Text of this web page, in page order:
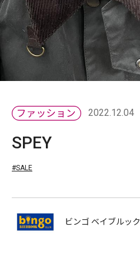
2022.12.04
SPEY
#SALE
ビンゴ ベイブルック